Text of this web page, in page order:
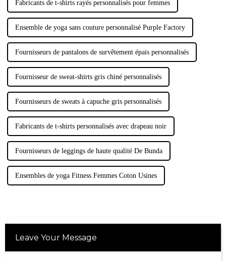
Fabricants de t-shirts rayés personnalisés pour femmes
Ensemble de yoga sans couture personnalisé Purple Factory
Fournisseurs de pantalons de survêtement épais personnalisés
Fournisseur de sweat-shirts gris chiné personnalisés
Fournisseurs de sweats à capuche gris personnalisés
Fabricants de t-shirts personnalisés avec drapeau noir
Fournisseurs de leggings de haute qualité De Bunda
Ensembles de yoga Fitness Femmes Coton Usines
Leave Your Message